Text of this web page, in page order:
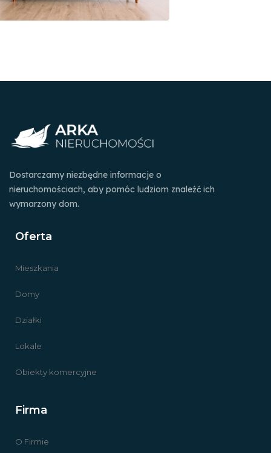
Dostarczamy niezbędne informacje o
nieruchomościach, aby pomóc ludziom znaleźć ich
wymarzony dom.
Oferta
Mieszkania
Domy
Działki
Lokale
Obiekty komercyjne
Firma
O Firmie